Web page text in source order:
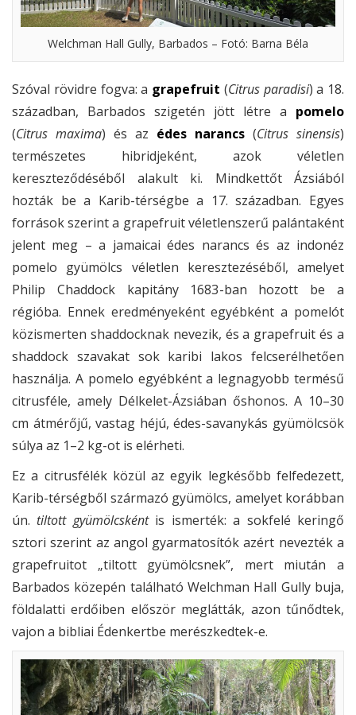
Welchman Hall Gully, Barbados – Fotó: Barna Béla
Szóval rövidre fogva: a grapefruit (Citrus paradisi) a 18.
században, Barbados szigetén jött létre a pomelo
(Citrus maxima) és az édes narancs (Citrus sinensis)
természetes hibridjeként, azok véletlen
kereszteződéséből alakult ki. Mindkettőt Ázsiából
hozták be a Karib-térségbe a 17. században. Egyes
források szerint a grapefruit véletlenszerű palántaként
jelent meg – a jamaicai édes narancs és az indonéz
pomelo gyümölcs véletlen keresztezéséből, amelyet
Philip Chaddock kapitány 1683-ban hozott be a
régióba. Ennek eredményeként egyébként a pomelót
közismerten shaddocknak nevezik, és a grapefruit és a
shaddock szavakat sok karibi lakos felcserélhetően
használja. A pomelo egyébként a legnagyobb termésű
citrusféle, amely Délkelet-Ázsiában őshonos. A 10–30
cm átmérőjű, vastag héjú, édes-savanykás gyümölcsök
súlya az 1–2 kg-ot is elérheti.
Ez a citrusfélék közül az egyik legkésőbb felfedezett,
Karib-térségből származó gyümölcs, amelyet korábban
ún. tiltott gyümölcskéntis ismerték: a sokfelé keringő
sztori szerint az angol gyarmatosítók azért nevezték a
grapefruitot „tiltott gyümölcsnek”, mert miután a
Barbados közepén található Welchman Hall Gully buja,
földalatti erdőiben először meglátták, azon tűnődtek,
vajon a bibliai Édenkertbe merészkedtek-e.